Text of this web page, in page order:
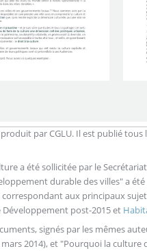
par CGLU. Il est publié tous
a été sollicitée par le
durable des villes" a
aux principaux
post-2015 et
signés par les mêmes
2014), et "Pourquoi la